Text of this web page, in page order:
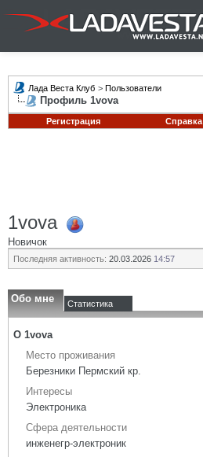
Лада Веста Клуб > Пользователи
Профиль 1vova
Регистрация Справка
1vova
Новичок
Последняя активность: 20.03.2026 14:57
Обо мне Статистика
О 1vova
Место проживания
Березники Пермский кр.
Интересы
Электроника
Сфера деятельности
инженегр-электроник